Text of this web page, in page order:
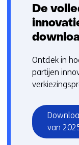
De
Ontdek in
partijen
van